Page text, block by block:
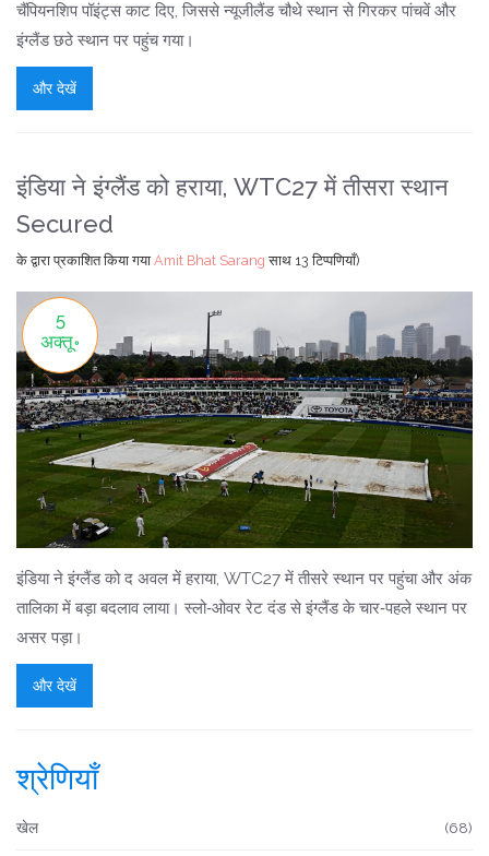
चैंपियनशिप पॉइंट्स काट दिए, जिससे न्यूजीलैंड चौथे स्थान से गिरकर पांचवें और
इंग्लैंड छठे स्थान पर पहुंच गया।
और देखें
इंडिया ने इंग्लैंड को हराया, WTC27 में तीसरा स्थान
Secured
के द्वारा प्रकाशित किया गया Amit Bhat Sarang साथ 13 टिप्पणियाँ)
5
अक्तू॰
इंडिया ने इंग्लैंड को द अवल में हराया, WTC27 में तीसरे स्थान पर पहुंचा और अंक
तालिका में बड़ा बदलाव लाया। स्लो‑ओवर रेट दंड से इंग्लैंड के चार‑पहले स्थान पर
असर पड़ा।
और देखें
श्रेणियाँ
खेल (68)